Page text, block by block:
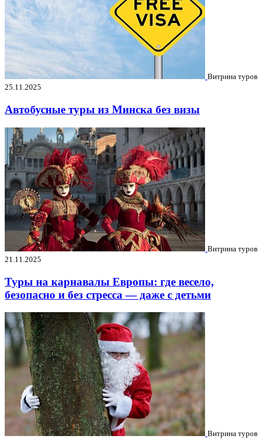
Витрина туров
25.11.2025
Автобусные туры из Минска без визы
Витрина туров
21.11.2025
Туры на карнавалы Европы: где весело,
безопасно и без стресса — даже с детьми
Витрина туров